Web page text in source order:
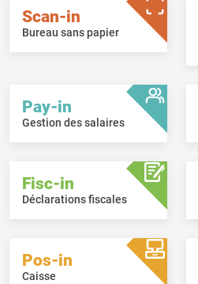
Scan-in
Bureau sans papier
Pay-in
Gestion des salaires
Fisc-in
Déclarations fiscales
Pos-in
Caisse